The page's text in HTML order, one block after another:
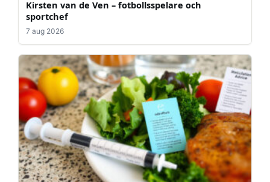
Kirsten van de Ven – fotbollsspelare och
sportchef
7 aug 2026